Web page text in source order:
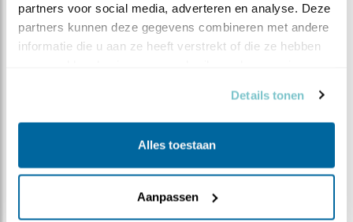
partners voor social media, adverteren en analyse. Deze
partners kunnen deze gegevens combineren met andere
informatie die u aan ze heeft verstrekt of die ze hebben
Details tonen
Alles toestaan
Aanpassen
DEEL DIT FILMPJE
Wormen, rups, vlinder